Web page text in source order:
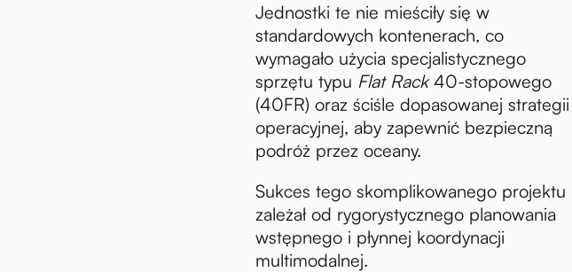
Jednostki te nie mieściły się w
standardowych kontenerach, co
wymagało użycia specjalistycznego
sprzętu typu Flat Rack40-stopowego
(40FR) oraz ściśle dopasowanej strategii
operacyjnej, aby zapewnić bezpieczną
podróż przez oceany.
Sukces tego skomplikowanego projektu
zależał od rygorystycznego planowania
wstępnego i płynnej koordynacji
multimodalnej.